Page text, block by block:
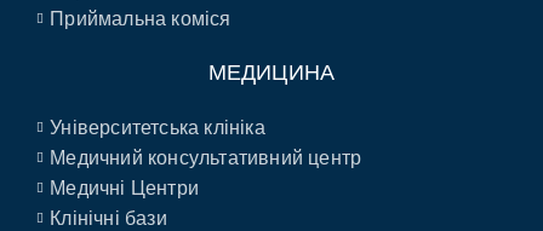
Приймальна коміся
МЕДИЦИНА
Університетська клініка
Медичний консультативний центр
Медичні Центри
Клінічні бази